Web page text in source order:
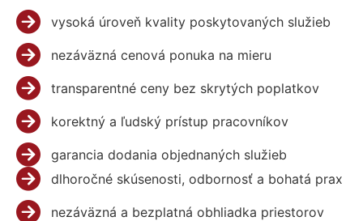
vysoká úroveň kvality poskytovaných služieb
nezáväzná cenová ponuka na mieru
transparentné ceny bez skrytých poplatkov
korektný a ľudský prístup pracovníkov
garancia dodania objednaných služieb
dlhoročné skúsenosti, odbornosť a bohatá prax
nezáväzná a bezplatná obhliadka priestorov